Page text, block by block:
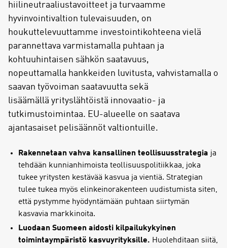
hiilineutraaliustavoitteet ja turvaamme
hyvinvointivaltion tulevaisuuden, on
houkuttelevuuttamme investointikohteena vielä
parannettava varmistamalla puhtaan ja
kohtuuhintaisen sähkön saatavuus,
nopeuttamalla hankkeiden luvitusta, vahvistamalla o
saavan työvoiman saatavuutta sekä
lisäämällä yrityslähtöistä innovaatio- ja
tutkimustoimintaa. EU-alueelle on saatava
ajantasaiset pelisäännöt valtiontuille.
Rakennetaan vahva kansallinen teollisuusstrategia ja
tehdään kunnianhimoista teollisuuspolitiikkaa, joka
tukee yritysten kestävää kasvua ja vientiä. Strategian
tulee tukea myös elinkeinorakenteen uudistumista siten,
että pystymme hyödyntämään puhtaan siirtymän
kasvavia markkinoita.
Luodaan Suomeen aidosti kilpailukykyinen
toimintaympäristö kasvuyrityksille. Huolehditaan siitä,